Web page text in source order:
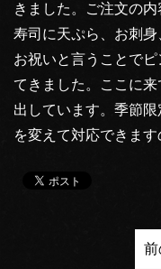
きました。ご注文の
寿司に天ぷら、お刺身
お祝いと言うことで
てきました。ここに
出しています。季節
を変えて対応できま
前